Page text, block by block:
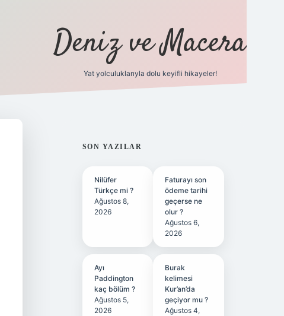
Deniz ve Macera
Yat yolculuklarıyla dolu keyifli hikayeler!
SIDEBAR
SON YAZILAR
Nilüfer
Türkçe mi ?
Ağustos 8,
2026
Faturayı son
ödeme tarihi
geçerse ne
olur ?
Ağustos 6,
2026
Ayı
Paddington
kaç bölüm ?
Ağustos 5,
2026
Burak
kelimesi
Kur’an’da
geçiyor mu ?
Ağustos 4,